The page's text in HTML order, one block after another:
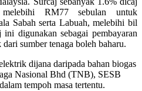
RM77 sebulan untuk
Sabah serta Labuah, melebihi bil
digunakan sebagai pembayaran
sumber tenaga boleh baharu.
dijana daripada bahan biogas
Nasional Bhd (TNB), SESB
tempoh masa tertentu.